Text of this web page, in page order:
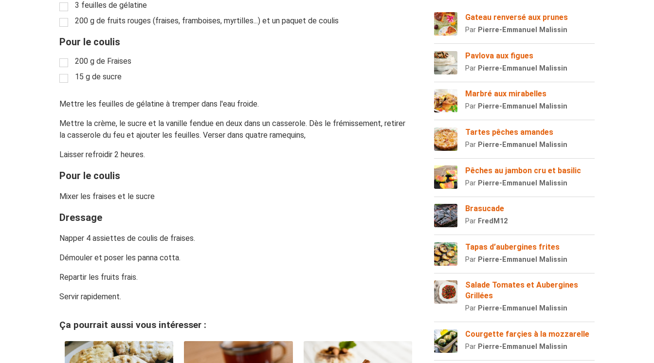
3 feuilles de gélatine
200 g de fruits rouges (fraises, framboises, myrtilles...) et un paquet de coulis
Pour le coulis
200 g de Fraises
15 g de sucre
Mettre les feuilles de gélatine à tremper dans l'eau froide.
Mettre la crème, le sucre et la vanille fendue en deux dans un casserole. Dès le frémissement, retirer
la casserole du feu et ajouter les feuilles. Verser dans quatre ramequins,
Laisser refroidir 2 heures.
Pour le coulis
Mixer les fraises et le sucre
Dressage
Napper 4 assiettes de coulis de fraises.
Démouler et poser les panna cotta.
Repartir les fruits frais.
Servir rapidement.
Ça pourrait aussi vous intéresser :
Gateau renversé aux prunes
Par Pierre-Emmanuel Malissin
Pavlova aux figues
Par Pierre-Emmanuel Malissin
Marbré aux mirabelles
Par Pierre-Emmanuel Malissin
Tartes pêches amandes
Par Pierre-Emmanuel Malissin
Pêches au jambon cru et basilic
Par Pierre-Emmanuel Malissin
Brasucade
Par FredM12
Tapas d’aubergines frites
Par Pierre-Emmanuel Malissin
Salade Tomates et Aubergines
Grillées
Par Pierre-Emmanuel Malissin
Courgette farçies à la mozzarelle
Par Pierre-Emmanuel Malissin